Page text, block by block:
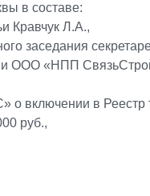
в составе:
Кравчук Л.А.,
заседания
ООО «НПП
о включении в Реестр
руб.,